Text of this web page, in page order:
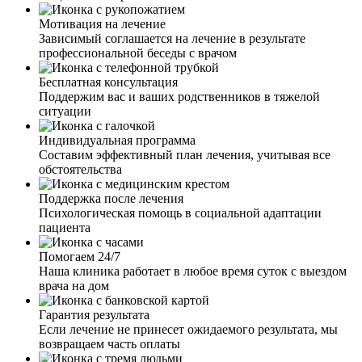
у мужа. Спиртное муж не употребляет уже около года.
Именно здесь специалисты нашли правильный подход к
супругу и смогли убедить его пройти лечение.
Благодаря вам у нас такой отличный результат и знания,
как нам, близким людям, вести себя в подобных
ситуациях. Спасибо вам огромное.
Я привёз мать в вашу клинику больше года назад. От
алкоголя у неё начались проблемы с сосудами, очень
сильно отекало все тело. Мать сразу направили на
детоксикацию. Для алкоголика со стажем около 10 лет
это очень важно, чтобы привели в чувство организм.
После курса детоксикации, проводилась работа с
психологом, различные групповые занятия. Благодарен
вашим специалистам за проделанную работу. Все это
время могу наблюдать, как жизнь матери обретает
новые возможности и трезвую жизнь. В ней будто
заново интерес к жизни проснулся.
Мотивация на лечение
Зависимый соглашается на лечение в результате
профессиональной беседы с врачом
Бесплатная консультация
Поддержим вас и ваших родственников в тяжелой
ситуации
Индивидуальная программа
Составим эффективный план лечения, учитывая все
обстоятельства
Поддержка после лечения
Психологическая помощь в социальной адаптации
пациента
Помогаем 24/7
Наша клиника работает в любое время суток с выездом
врача на дом
Гарантия результата
Если лечение не принесет ожидаемого результата, мы
возвращаем часть оплаты